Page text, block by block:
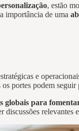
, estão
importância de uma
e
portes podem
globais para
relevantes